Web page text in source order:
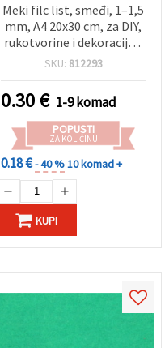
Meki filc list, smeđi, 1–1,5
mm, A4 20x30 cm, za DIY,
rukotvorine i dekoracije –
1 kom
SKU: 812293
0.30€ 1-9 komad
POPUSTI
ZA KOLIČINU
0.18 €- 40 %10 komad +
KUPI